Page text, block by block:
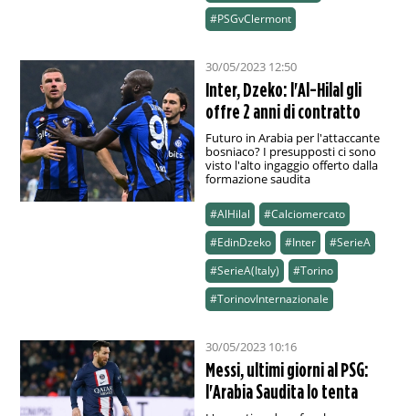
#PSGvClermont
30/05/2023 12:50
Inter, Dzeko: l'Al-Hilal gli
offre 2 anni di contratto
Futuro in Arabia per l'attaccante
bosniaco? I presupposti ci sono
visto l'alto ingaggio offerto dalla
formazione saudita
#AlHilal
#Calciomercato
#EdinDzeko
#Inter
#SerieA
#SerieA(Italy)
#Torino
#TorinovInternazionale
30/05/2023 10:16
Messi, ultimi giorni al PSG:
l'Arabia Saudita lo tenta